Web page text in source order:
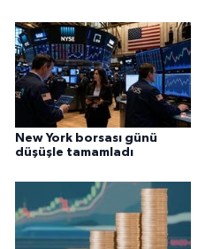
New York borsası günü
düşüşle tamamladı